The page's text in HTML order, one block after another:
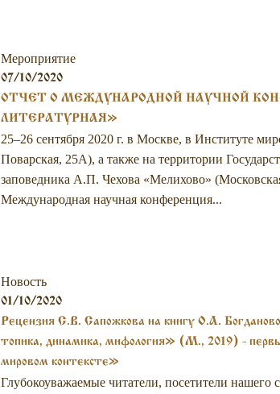
Мероприятие
07/10/2020
ОТЧЕТ О МЕЖДУНАРОДНОЙ НАУЧНОЙ
ЛИТЕРАТУРНАЯ»
25–26 сентября 2020 г. в Москве, в Институте
Поварская, 25А), а также на территории
заповедника А.П. Чехова «Мелихово»
Международная научная конференция...
Новость
01/10/2020
Рецензия С.В. Сапожкова на книгу О.А.
топика, динамика, мифология» (М., 2019) -
мировом контексте»
Глубокоуважаемые читатели, посетители